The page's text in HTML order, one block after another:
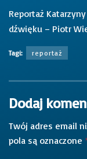
Reportaż
dźwięku – Piotr
Tagi: reportaż
Dodaj
Twój adres email
pola są oznaczone